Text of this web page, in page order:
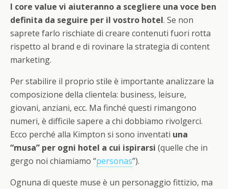
I core value vi aiuteranno a scegliere una voce ben
definita da seguire per il vostro hotel. Se non
saprete farlo rischiate di creare contenuti fuori rotta
rispetto al brand e di rovinare la strategia di content
marketing.
Per stabilire il proprio stile è importante analizzare la
composizione della clientela: business, leisure,
giovani, anziani, ecc. Ma finché questi rimangono
numeri, è difficile sapere a chi dobbiamo rivolgerci.
Ecco perché alla Kimpton si sono inventati una
“musa” per ogni hotel a cui ispirarsi (quelle che in
gergo noi chiamiamo “personas”).
Ognuna di queste muse è un personaggio fittizio, ma